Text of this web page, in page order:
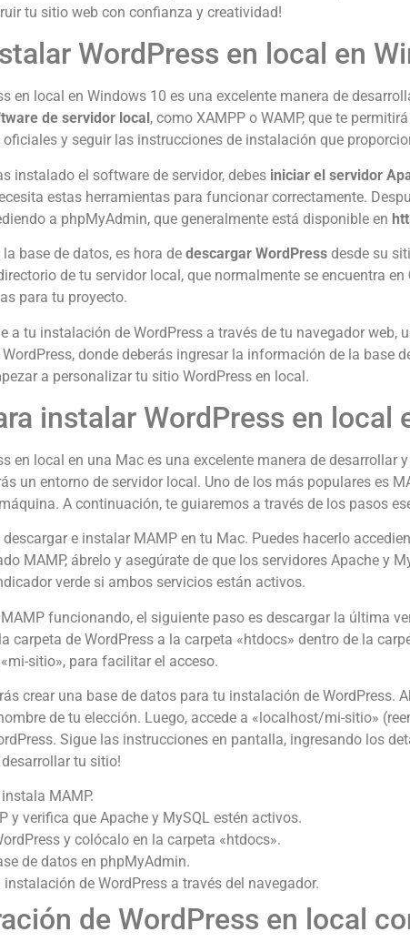
tu sitio web con confianza y creatividad!
WordPress en local en
en local en Windows 10 es una excelente manera de
de servidor local , como XAMPP o WAMP, que te
y seguir las instrucciones de instalación que
instalado el software de servidor, debes iniciar el servidor
estas herramientas para funcionar correctamente.
a phpMyAdmin, que generalmente está disponible en
base de datos, es hora de descargar WordPress desde su
de tu servidor local, que normalmente se encuentra en
para tu proyecto.
a tu instalación de WordPress a través de tu navegador web,
donde deberás ingresar la información de la base
a personalizar tu sitio WordPress en local.
instalar WordPress en local
en local en una Mac es una excelente manera de
un entorno de servidor local. Uno de los más populares es
A continuación, te guiaremos a través de los pasos
descargar e instalar MAMP en tu Mac. Puedes hacerlo
MAMP, ábrelo y asegúrate de que los servidores Apache y
verde si ambos servicios están activos.
funcionando, el siguiente paso es descargar la última
carpeta de WordPress a la carpeta «htdocs» dentro de la
sitio», para facilitar el acceso.
crear una base de datos para tu instalación de
de tu elección. Luego, accede a «localhost/mi-sitio»
Sigue las instrucciones en pantalla, ingresando los
tu sitio!
MAMP.
y verifica que Apache y MySQL estén activos.
y colócalo en la carpeta «htdocs».
de datos en phpMyAdmin.
instalación de WordPress a través del navegador.
de WordPress en local